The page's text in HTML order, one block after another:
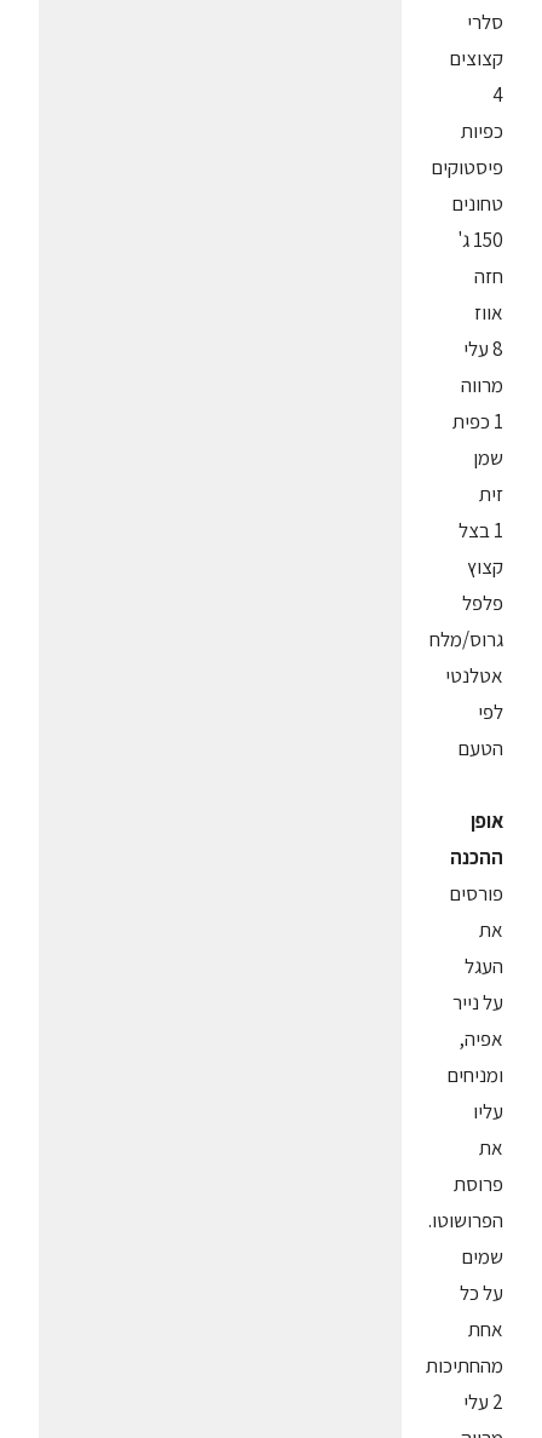
סלרי
קצוצים
4
כפיות
פיסטוקים
טחונים
150 ג'
חזה
אווז
8 עלי
מרווה
1 כפית
שמן
זית
1 בצל
קצוץ
פלפל
גרוס/מלח
אטלנטי
לפי
הטעם
אופן
ההכנה
פורסים
את
העגל
על נייר
אפיה,
ומניחים
עליו
את
פרוסת
הפרושוטו.
שמים
על כל
אחת
מהחתיכות
2 עלי